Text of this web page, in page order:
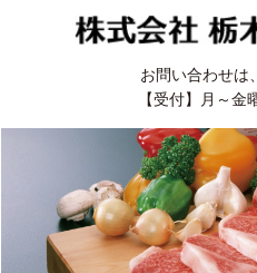
お問い合わせは
【受付】月～金